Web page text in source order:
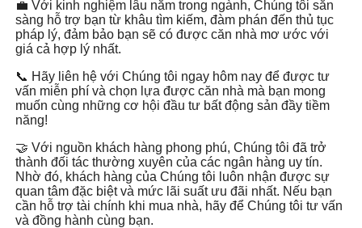
💼 Với kinh nghiệm lâu năm trong ngành, Chúng tôi sẵn
sàng hỗ trợ bạn từ khâu tìm kiếm, đàm phán đến thủ tục
pháp lý, đảm bảo bạn sẽ có được căn nhà mơ ước với
giá cả hợp lý nhất.
📞 Hãy liên hệ với Chúng tôi ngay hôm nay để được tư
vấn miễn phí và chọn lựa được căn nhà mà bạn mong
muốn cùng những cơ hội đầu tư bất động sản đầy tiềm
năng!
🤝 Với nguồn khách hàng phong phú, Chúng tôi đã trở
thành đối tác thường xuyên của các ngân hàng uy tín.
Nhờ đó, khách hàng của Chúng tôi luôn nhận được sự
quan tâm đặc biệt và mức lãi suất ưu đãi nhất. Nếu bạn
cần hỗ trợ tài chính khi mua nhà, hãy để Chúng tôi tư vấn
và đồng hành cùng bạn.